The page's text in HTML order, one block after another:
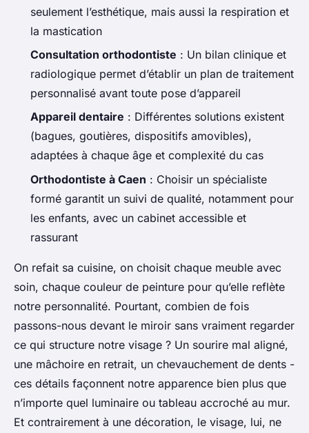
seulement l’esthétique, mais aussi la respiration et
la mastication
Consultation orthodontiste : Un bilan clinique et
radiologique permet d’établir un plan de traitement
personnalisé avant toute pose d’appareil
Appareil dentaire : Différentes solutions existent
(bagues, goutières, dispositifs amovibles),
adaptées à chaque âge et complexité du cas
Orthodontiste à Caen : Choisir un spécialiste
formé garantit un suivi de qualité, notamment pour
les enfants, avec un cabinet accessible et
rassurant
On refait sa cuisine, on choisit chaque meuble avec
soin, chaque couleur de peinture pour qu’elle reflète
notre personnalité. Pourtant, combien de fois
passons-nous devant le miroir sans vraiment regarder
ce qui structure notre visage ? Un sourire mal aligné,
une mâchoire en retrait, un chevauchement de dents -
ces détails façonnent notre apparence bien plus que
n’importe quel luminaire ou tableau accroché au mur.
Et contrairement à une décoration, le visage, lui, ne